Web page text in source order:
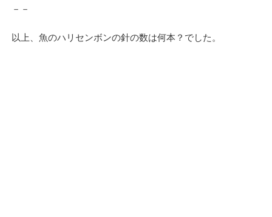
－－
以上、魚のハリセンボンの針の数は何本？でした。